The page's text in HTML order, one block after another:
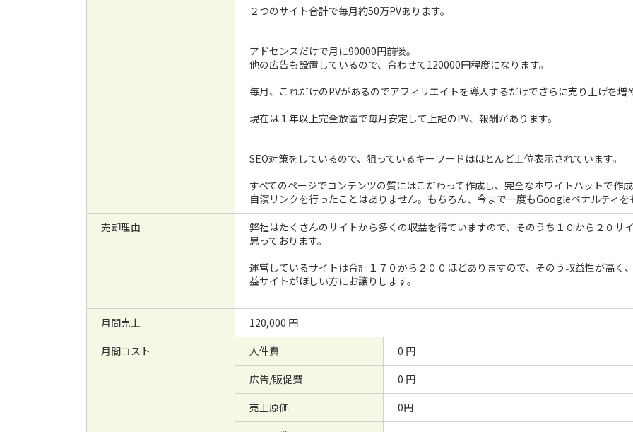
２つのサイト合計で毎月約50万PVあります。
アドセンスだけで月に90000円前後。
他の広告も設置しているので、合わせて120000円程度になります。
毎月、これだけのPVがあるのでアフィリエイトを導入するだけでさらに売り上げを増
現在は１年以上完全放置で毎月安定して上記のPV、報酬があります。
SEO対策をしているので、狙っているキーワードはほとんど上位表示されています。
すべてのページでコンテンツの質にはこだわって作成し、完全なホワイトハットで作成
自演リンクを行ったことはありません。もちろん、今まで一度もGoogleペナルティを
売却理由
弊社はたくさんのサイトから多くの収益を得ていますので、そのうち１０から２０サ
思っております。
運営しているサイトは合計１７０から２００ほどありますので、そのう収益性が高く
益サイトがほしい方にお譲りします。
月間売上
120,000 円
月間コスト
人件費
0 円
広告/販促費
0 円
売上原価
0円